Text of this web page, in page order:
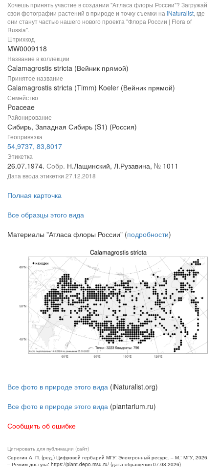
Хочешь принять участие в создании "Атласа флоры России"? Загружай
свои фотографии растений в природе и точку съемки на iNaturalist, где
они станут частью нашего нового проекта "Флора России | Flora of
Russia".
Штрихкод
MW0009118
Название в коллекции
Calamagrostis stricta (Вейник прямой)
Принятое название
Calamagrostis stricta (Timm) Koeler (Вейник прямой)
Семейство
Poaceae
Районирование
Сибирь, Западная Сибирь (S1) (Россия)
Геопривязка
54,9737, 83,8017
Этикетка
26.07.1974. Собр. Н.Лащинский, Л.Рузавина, № 1011
Дата ввода этикетки 27.12.2018
Полная карточка
Все образцы этого вида
Материалы "Атласа флоры России" (подробности)
Все фото в природе этого вида (iNaturalist.org)
Все фото в природе этого вида (plantarium.ru)
Сообщить об ошибке
Цитировать для публикации (сайт)
Серегин А. П. (ред.) Цифровой гербарий МГУ: Электронный ресурс. – М.: МГУ, 2026.
– Режим доступа: https://plant.depo.msu.ru/ (дата обращения 07.08.2026)